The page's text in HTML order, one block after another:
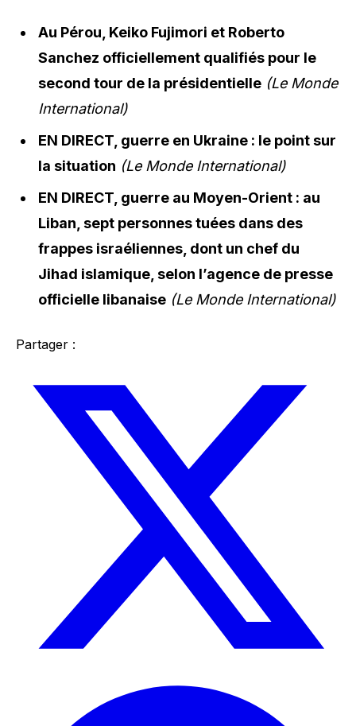
Au Pérou, Keiko Fujimori et Roberto
Sanchez officiellement qualifiés pour le
second tour de la présidentielle (Le Monde
International)
EN DIRECT, guerre en Ukraine : le point sur
la situation (Le Monde International)
EN DIRECT, guerre au Moyen-Orient : au
Liban, sept personnes tuées dans des
frappes israéliennes, dont un chef du
Jihad islamique, selon l’agence de presse
officielle libanaise (Le Monde International)
Partager :